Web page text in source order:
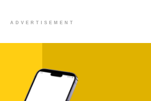
ADVERTISEMENT